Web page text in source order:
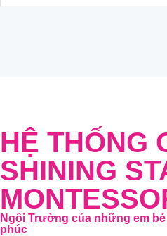
HỆ THỐNG
SHINING
Ngôi Trường của những em
phúc